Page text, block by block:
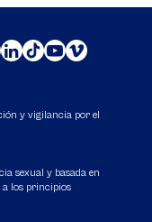
y vigilancia por el
sexual y basada en
los principios